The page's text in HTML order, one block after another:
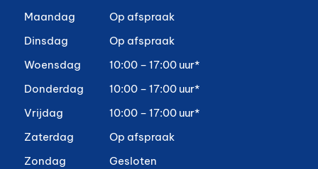
Maandag
Op afspraak
Dinsdag
Op afspraak
Woensdag
10:00 – 17:00 uur*
Donderdag
10:00 – 17:00 uur*
Vrijdag
10:00 – 17:00 uur*
Zaterdag
Op afspraak
Zondag
Gesloten